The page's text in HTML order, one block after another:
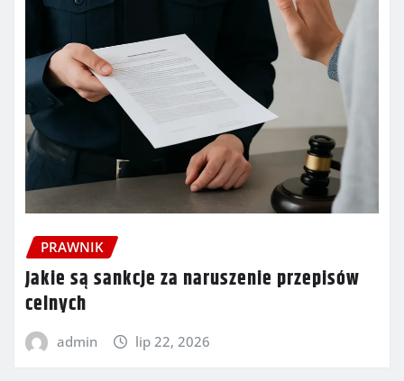
PRAWNIK
Jakie są sankcje za naruszenie przepisów
celnych
admin lip 22, 2026